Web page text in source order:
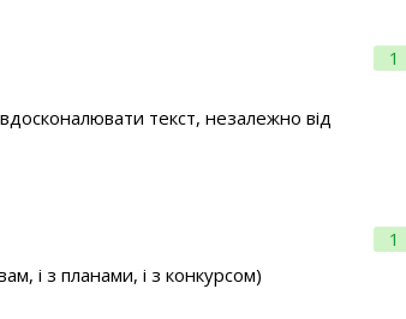
1
текст, незалежно від
1
і з планами, і з конкурсом)